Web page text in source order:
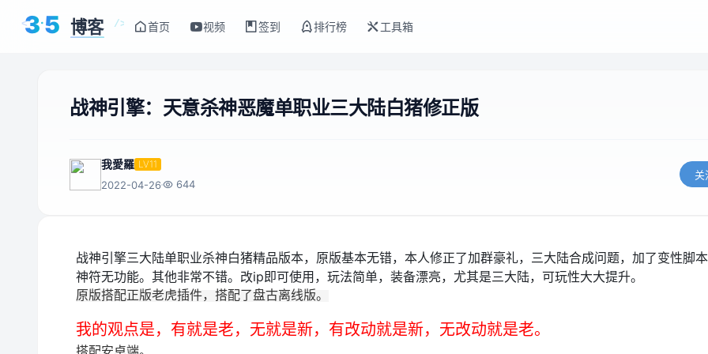
< />
35 博客 首页 视频 签到 排行榜 工具箱
战神引擎：天意杀神恶魔单职业三大陆白猪修正版
我愛羅 LV11
2022-04-26 644
关
战神引擎三大陆单职业杀神白猪精品版本，原版基本无错，本人修正了加群豪礼，三大陆合成问题，加了变性脚
神符无功能。其他非常不错。改ip即可使用，玩法简单，装备漂亮，尤其是三大陆，可玩性大大提升。
原版搭配正版老虎插件，搭配了盘古离线版。
我的观点是，有就是老，无就是新，有改动就是新，无改动就是老。
搭配安卓端。